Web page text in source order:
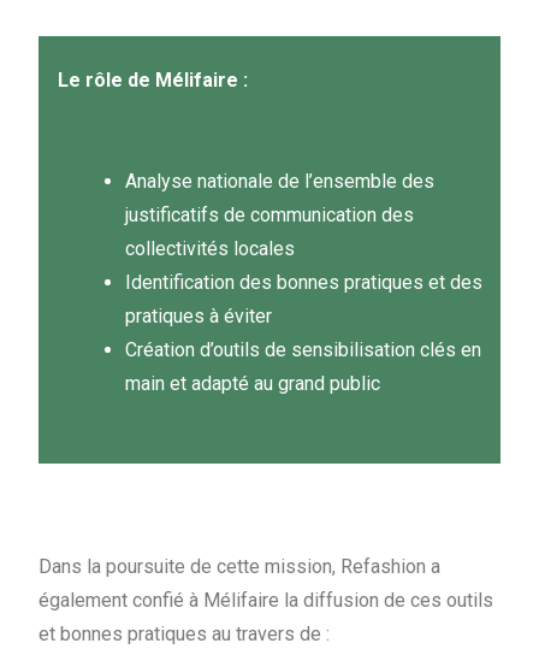
Le rôle de Mélifaire :
Analyse nationale de l’ensemble des
justificatifs de communication des
collectivités locales
Identification des bonnes pratiques et des
pratiques à éviter
Création d’outils de sensibilisation clés en
main et adapté au grand public
Dans la poursuite de cette mission, Refashion a
également confié à Mélifaire la diffusion de ces outils
et bonnes pratiques au travers de :